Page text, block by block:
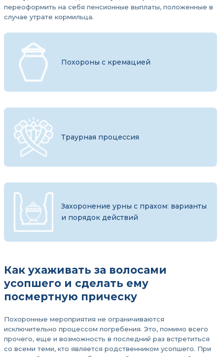
переоформить на себя пенсионные выплаты, положенные в
случае утрате кормильца.
Похороны с кремацией
Траурная процессия
Захоронение урны с прахом: варианты
и порядок действий
Как ухаживать за волосами
усопшего и сделать ему
посмертную прическу
Похоронные мероприятия не ограничиваются
исключительно процессом погребения. Это, помимо всего
прочего, еще и возможность в последний раз встретиться
со всеми теми, кто является родственником усопшего. При